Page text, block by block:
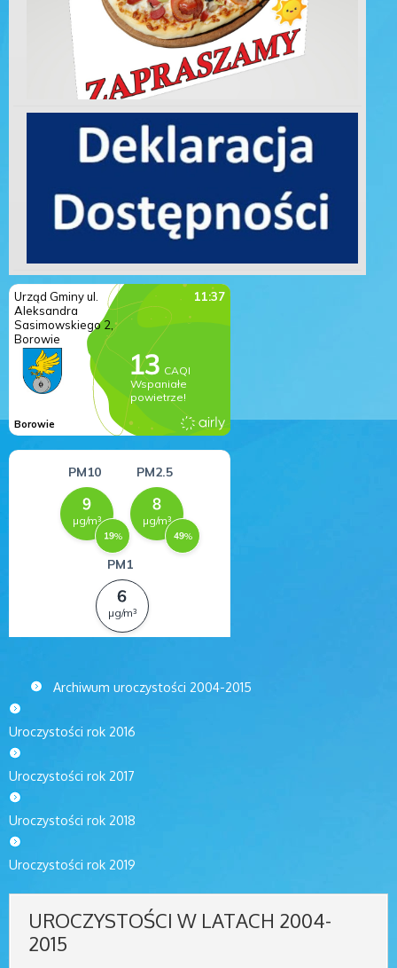
Archiwum uroczystości 2004-2015
Uroczystości rok 2016
Uroczystości rok 2017
Uroczystości rok 2018
Uroczystości rok 2019
UROCZYSTOŚCI W LATACH 2004-
2015